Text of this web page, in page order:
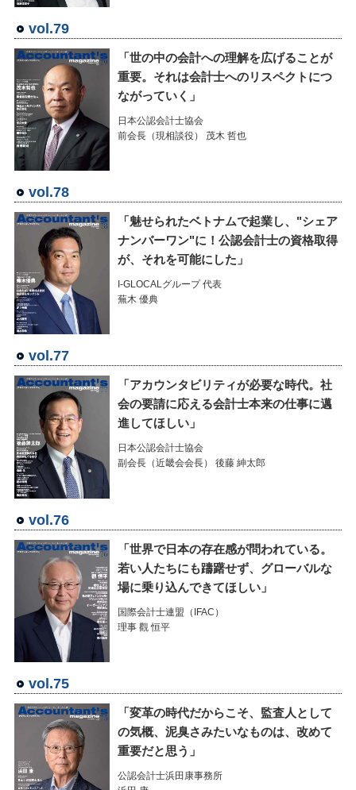
vol.79
「世の中の会計への理解を広げることが
重要。それは会計士へのリスペクトにつ
ながっていく」
日本公認会計士協会
前会長（現相談役） 茂木 哲也
vol.78
「魅せられたベトナムで起業し、"シェア
ナンバーワン"に！公認会計士の資格取得
が、それを可能にした」
I-GLOCALグループ 代表
蕪木 優典
vol.77
「アカウンタビリティが必要な時代。社
会の要請に応える会計士本来の仕事に邁
進してほしい」
日本公認会計士協会
副会長（近畿会会長） 後藤 紳太郎
vol.76
「世界で日本の存在感が問われている。
若い人たちにも躊躇せず、グローバルな
場に乗り込んできてほしい」
国際会計士連盟（IFAC）
理事 觀 恒平
vol.75
「変革の時代だからこそ、監査人として
の気概、泥臭さみたいなものは、改めて
重要だと思う」
公認会計士浜田康事務所